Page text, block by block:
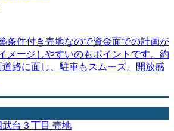
条件付き売地なので資金面での計画が
メージしやすいのもポイントです。約
路に面し、駐車もスムーズ。開放感
台３丁目 売地